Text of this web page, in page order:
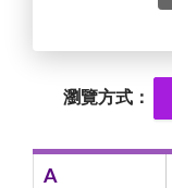
瀏覽方式：
A